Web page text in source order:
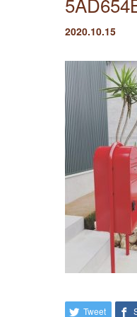
2020.10.15
Tweet